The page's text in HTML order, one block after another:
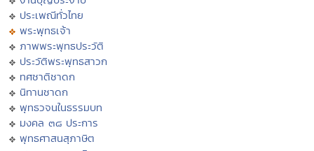
ประเพณีทั่วไทย
พระพุทธเจ้า
ภาพพระพุทธประวัติ
ประวัติพระพุทธสาวก
ทศชาติชาดก
นิทานชาดก
พุทธวจนในธรรมบท
มงคล ๓๘ ประการ
พุทธศาสนสุภาษิต